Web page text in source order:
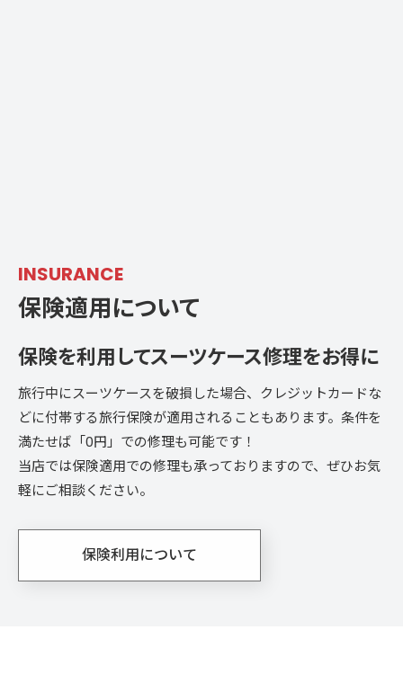
INSURANCE
保険適用について
保険を利用してスーツケース修理をお得に
旅行中にスーツケースを破損した場合、クレジットカードな
どに付帯する旅行保険が適用されることもあります。条件を
満たせば「0円」での修理も可能です！
当店では保険適用での修理も承っておりますので、ぜひお気
軽にご相談ください。
保険利用について